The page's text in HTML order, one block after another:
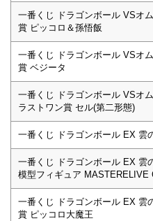
一番くじ ドラゴンボール VSオ
賞 ピッコロ＆孫悟飯
一番くじ ドラゴンボール VSオ
賞 ベジータ
一番くじ ドラゴンボール VSオ
ラストワン賞 セル(第二形態)
一番くじ ドラゴンボール EX 雲
一番くじ ドラゴンボール EX 雲
模型フィギュア MASTERELIVE
一番くじ ドラゴンボール EX 雲
賞 ピッコロ大魔王